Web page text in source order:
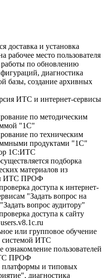
доставка и установка
рабочее место пользователя
работы по обновлению
диагностика
базы, создание архивных
ИТС и интернет-сервисы
по методическим
"1С"
по техническим
продуктами "1С"
1С:ИТС
подборка
материалов из
ИТС ПРОФ
доступа к интернет-
"Задать вопрос на
вопрос аудитору"
доступа к сайту
или групповое обучение
системой ИТС
пользователей
ПРОФ
платформы и типовых
диагностика